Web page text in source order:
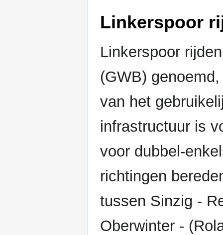
Linkerspoor
Linkerspoor
(GWB)
van het
infrastructuur is
voor dubbel-
richtingen
tussen Sinzig -
Oberwinter -